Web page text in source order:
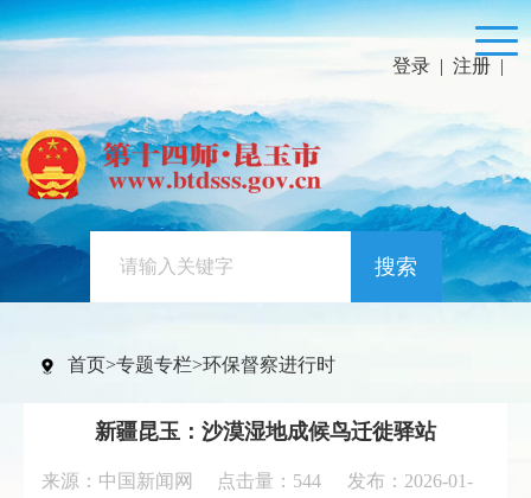
登录 | 注册 |
搜索
首页>专题专栏>环保督察进行时
新疆昆玉：沙漠湿地成候鸟迁徙驿站
来源：中国新闻网 点击量： 544
发布：2026-01-